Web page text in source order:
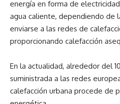
energía en forma de
agua caliente, dependiendo de
enviarse a las redes de
proporcionando calefacción
En la actualidad, alrededor del
suministrada a las redes
calefacción urbana procede de